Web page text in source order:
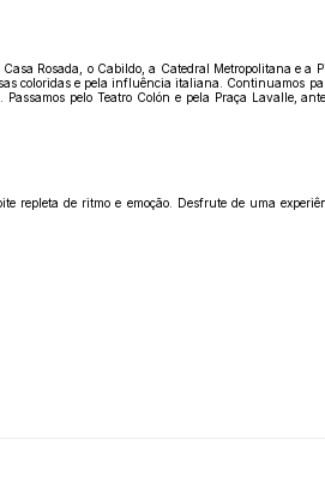
Rosada, o Cabildo, a Catedral Metropolitana e a
coloridas e pela influência italiana. Continuamos
pelo Teatro Colón e pela Praça Lavalle,
de ritmo e emoção. Desfrute de uma